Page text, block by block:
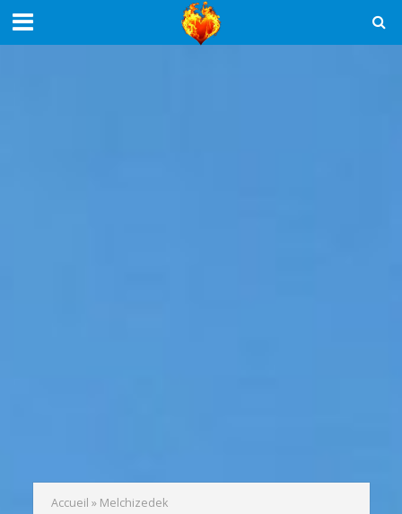
Accueil » Melchizedek